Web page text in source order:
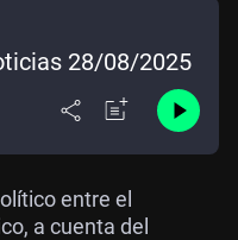
28/08/2025
entre el
a cuenta del